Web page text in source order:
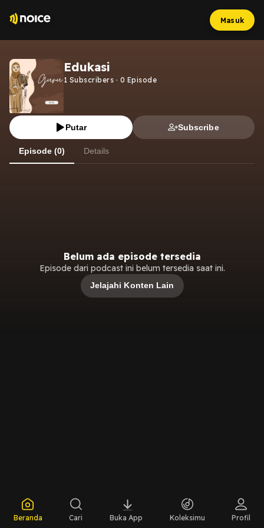
Masuk
Edukasi
1 Subscribers · 0 Episode
Putar Subscribe
Episode (0) Details
Belum ada episode tersedia
Episode dari podcast ini belum tersedia saat ini.
Jelajahi Konten Lain
Beranda Cari Buka App Koleksimu Profil